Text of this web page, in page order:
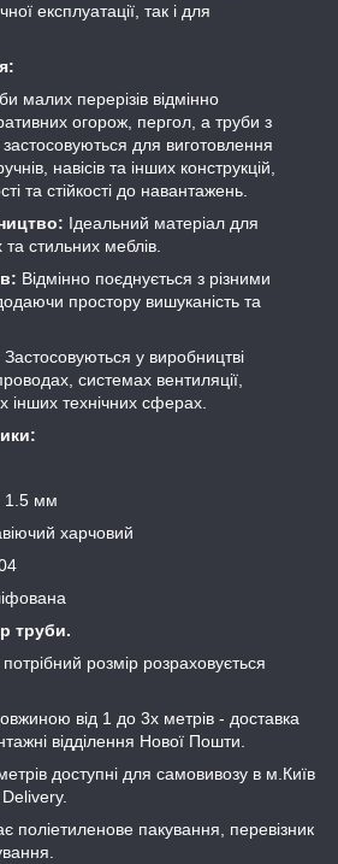
експлуатації, так і для
малих перерізів відмінно
огорож, пергол, а труби з
для виготовлення
навісів та інших конструкцій,
та стійкості до навантажень.
Ідеальний матеріал для
стильних меблів.
Відмінно поєднується з різними
простору вишуканість та
Застосовуються у виробництві
системах вентиляції,
інших технічних сферах.
1.5 мм
харчовий
труби.
розмір розраховується
від 1 до 3х метрів - доставка
відділення Нової Пошти.
доступні для самовивозу в м.Київ
поліетиленове пакування, перевізник